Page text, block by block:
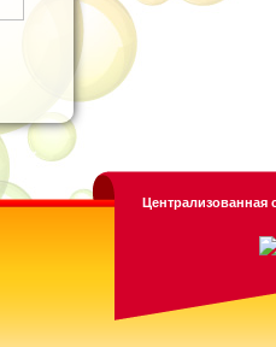
Централизованная